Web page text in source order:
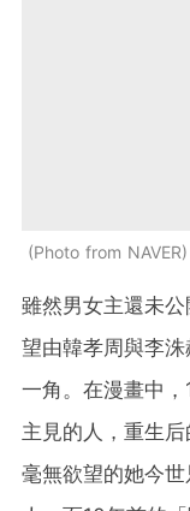
Photo from NAVER
雖然男女主還未
望由韓孝周與李
一角。在漫畫中
主見的人，重生
毫無欲望的她今